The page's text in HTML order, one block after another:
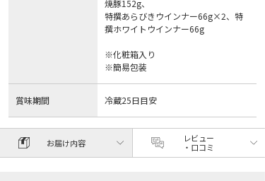
焼豚152g、
特撰あらびきウインナー66g×2、特
撰ホワイトウインナー66g
※化粧箱入り
※簡易包装
賞味期間 冷蔵25日目安
お届け内容
レビュー
・口コミ